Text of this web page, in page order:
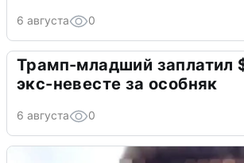
6 августа 0
Трамп-младший заплатил
экс-невесте за особняк
6 августа 0